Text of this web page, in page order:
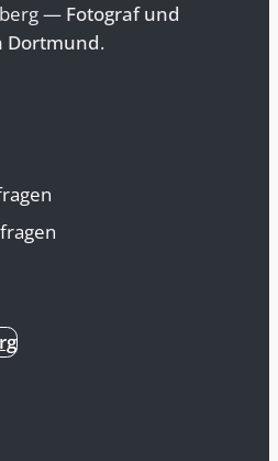
— Fotograf und
Dortmund.